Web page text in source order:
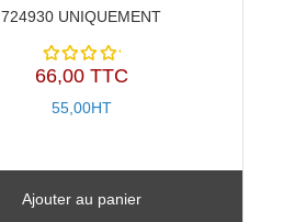
724930 UNIQUEMENT
Note
5
66,00 TTC
55,00HT
Ajouter au panier